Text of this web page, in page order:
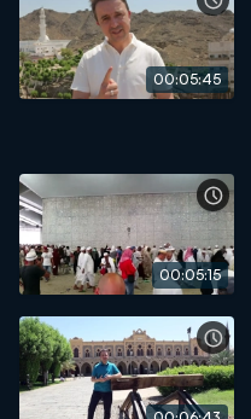
00:05:45
00:05:15